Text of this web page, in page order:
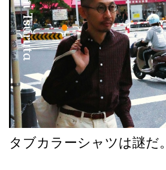
タブカラーシャツは謎だ。